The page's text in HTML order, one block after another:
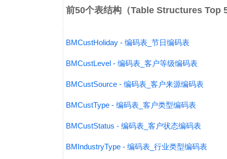
前50个表结构（Table Structures Top
BMCustHoliday - 编码表_节日编码表
BMCustLevel - 编码表_客户等级编码表
BMCustSource - 编码表_客户来源编码表
BMCustType - 编码表_客户类型编码表
BMCustStatus - 编码表_客户状态编码表
BMIndustryType - 编码表_行业类型编码表